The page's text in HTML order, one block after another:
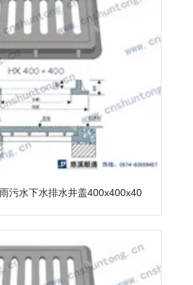
污水下水排水井盖400x400x40